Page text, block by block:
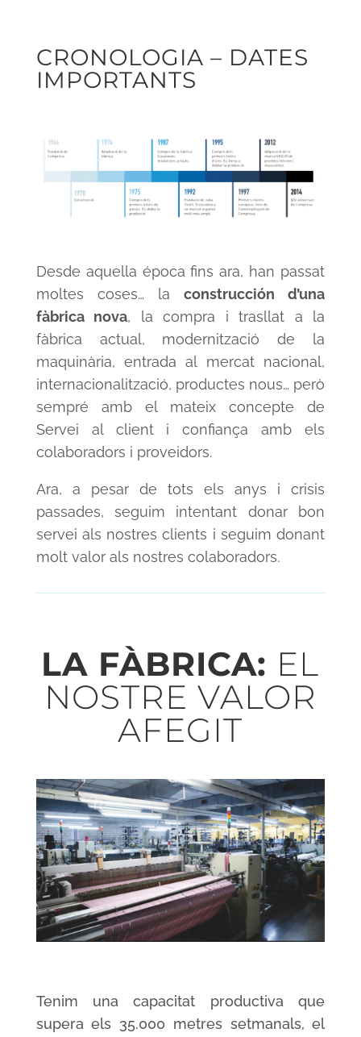
CRONOLOGIA – DATES
IMPORTANTS
Desde aquella época fins ara, han passat
moltes coses… laconstrucción d’una
fàbrica nova, la compra i trasllat a la
fàbrica actual, modernització de la
maquinària, entrada al mercat nacional,
internacionalització, productes nous… però
sempré amb el mateix concepte de
Servei al client i confiança amb els
colaboradors i proveidors.
Ara, a pesar de tots els anys i crisis
passades, seguim intentant donar bon
servei als nostres clients i seguim donant
molt valor als nostres colaboradors.
LA FÀBRICA: EL
NOSTRE VALOR
AFEGIT
Tenim una capacitat productiva que
supera els 35.000 metres setmanals, el